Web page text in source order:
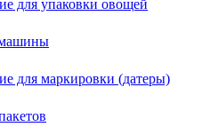
для упаковки овощей
для маркировки (датеры)